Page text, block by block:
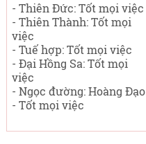
- Thiên Đức: Tốt mọi việc
- Thiên Thành: Tốt mọi
việc
- Tuế hợp: Tốt mọi việc
- Đại Hồng Sa: Tốt mọi
việc
- Ngọc đường: Hoàng Đạo
- Tốt mọi việc